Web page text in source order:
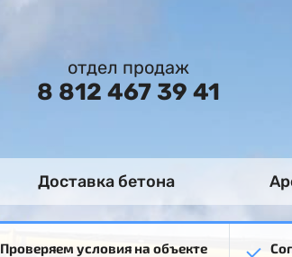
отдел продаж
8 812 467 39 41
Доставка бетона
Проверяем условия на объекте